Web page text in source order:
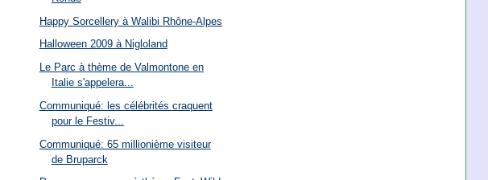
Happy Sorcellery à Walibi Rhône-Alpes
Halloween 2009 à Nigloland
Le Parc à thème de Valmontone en
Italie s'appelera...
Communiqué: les célébrités craquent
pour le Festiv...
Communiqué: 65 millionième visiteur
de Bruparck